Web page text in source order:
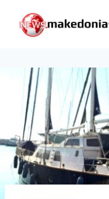
content